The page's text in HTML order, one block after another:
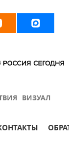
ВИЗУАЛ